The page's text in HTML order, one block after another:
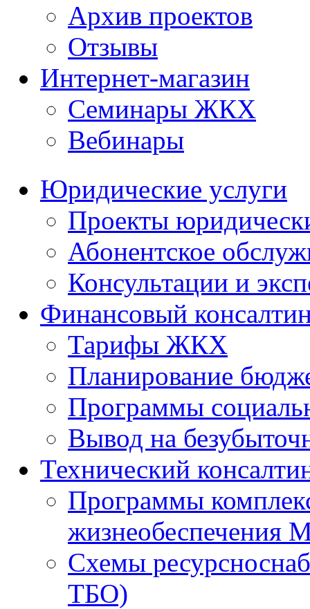
Архив проектов
Отзывы
Интернет-магазин
Семинары ЖКХ
Вебинары
Юридические услуги
Проекты
Абонентское
Консультации и
Финансовый
Тарифы ЖКХ
Планирование
Программы
Вывод на
Технический
Программы
жизнеобеспечения
Схемы
ТБО)